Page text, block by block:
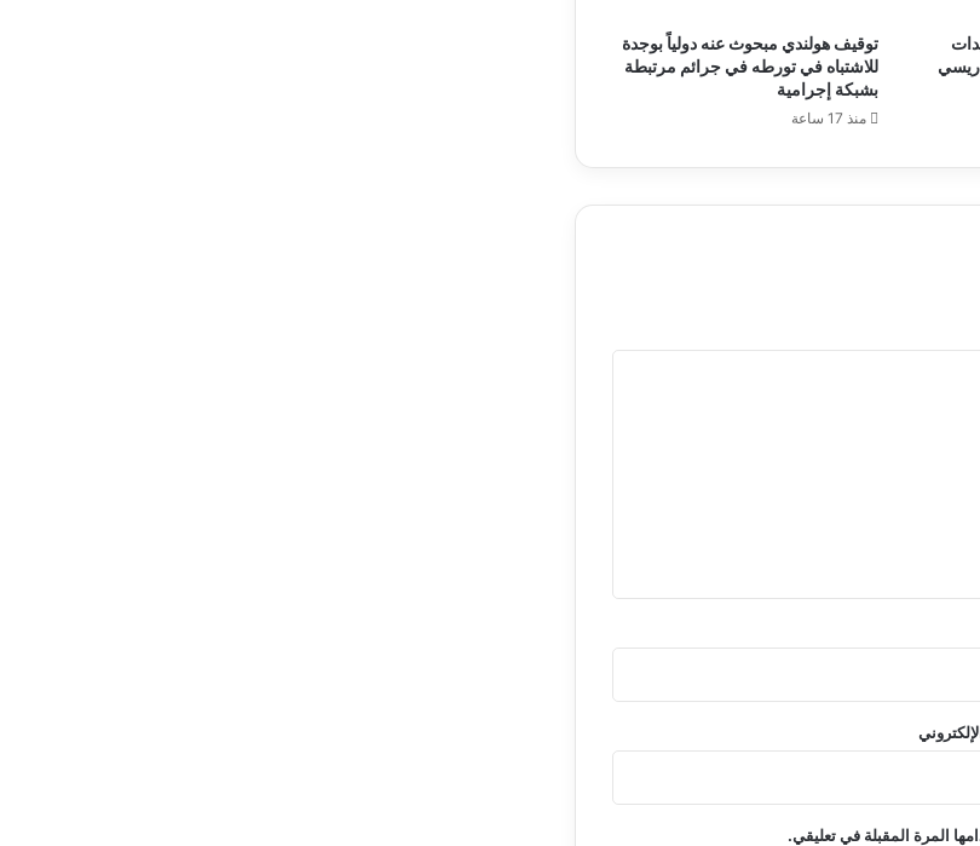
توقيف هولندي مبحوث عنه دولياً بوجدة
للاشتباه في تورطه في جرائم مرتبطة
بشبكة إجرامية
منذ 17 ساعة
المرة المقبلة في تعليقي.